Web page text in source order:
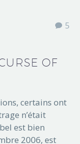
5
OF
certains ont
n’était
est bien
2006, est